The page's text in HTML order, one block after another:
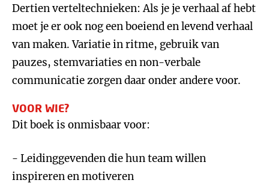
Dertien verteltechnieken: Als je je verhaal af hebt
moet je er ook nog een boeiend en levend verhaal
van maken. Variatie in ritme, gebruik van
pauzes, stemvariaties en non-verbale
communicatie zorgen daar onder andere voor.
VOOR WIE?
Dit boek is onmisbaar voor:
- Leidinggevenden die hun team willen
inspireren en motiveren